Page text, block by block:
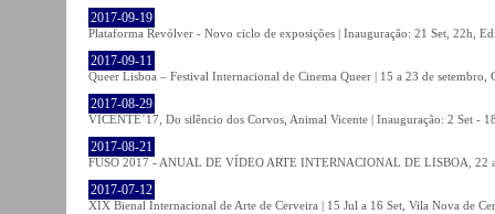
2017-09-19
Plataforma Revólver - Novo ciclo de exposições | Inauguração: 21 Set, 22h,
2017-09-11
Queer Lisboa – Festival Internacional de Cinema Queer | 15 a 23 de setembro,
2017-08-29
VICENTE´17, Do silêncio dos Corvos, Animal Vicente | Inauguração: 2 Set -
2017-08-21
FUSO 2017 - ANUAL DE VÍDEO ARTE INTERNACIONAL DE LISBOA, 22
2017-07-12
XIX Bienal Internacional de Arte de Cerveira | 15 Jul a 16 Set, Vila Nova de